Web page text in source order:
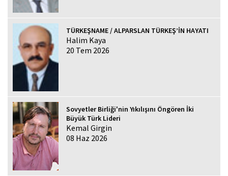
TÜRKEŞNAME / ALPARSLAN TÜRKEŞ’İN HAYATI
Halim Kaya
20 Tem 2026
Sovyetler Birliği'nin Yıkılışını Öngören İki
Büyük Türk Lideri
Kemal Girgin
08 Haz 2026